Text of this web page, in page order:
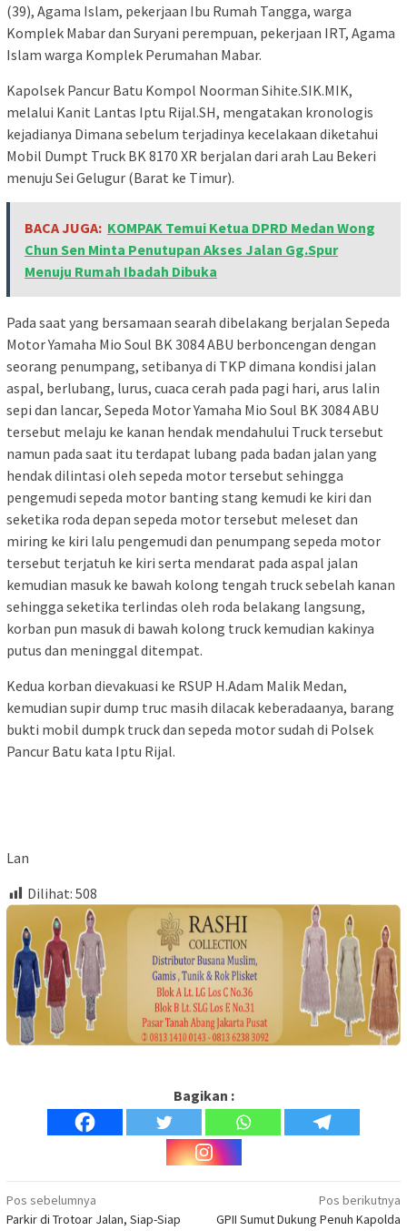
(39), Agama Islam, pekerjaan Ibu Rumah Tangga, warga
Komplek Mabar dan Suryani perempuan, pekerjaan IRT, Agama
Islam warga Komplek Perumahan Mabar.
Kapolsek Pancur Batu Kompol Noorman Sihite.SIK.MIK,
melalui Kanit Lantas Iptu Rijal.SH, mengatakan kronologis
kejadianya Dimana sebelum terjadinya kecelakaan diketahui
Mobil Dumpt Truck BK 8170 XR berjalan dari arah Lau Bekeri
menuju Sei Gelugur (Barat ke Timur).
BACA JUGA: KOMPAK Temui Ketua DPRD Medan Wong
Chun Sen Minta Penutupan Akses Jalan Gg.Spur
Menuju Rumah Ibadah Dibuka
Pada saat yang bersamaan searah dibelakang berjalan Sepeda
Motor Yamaha Mio Soul BK 3084 ABU berboncengan dengan
seorang penumpang, setibanya di TKP dimana kondisi jalan
aspal, berlubang, lurus, cuaca cerah pada pagi hari, arus lalin
sepi dan lancar, Sepeda Motor Yamaha Mio Soul BK 3084 ABU
tersebut melaju ke kanan hendak mendahului Truck tersebut
namun pada saat itu terdapat lubang pada badan jalan yang
hendak dilintasi oleh sepeda motor tersebut sehingga
pengemudi sepeda motor banting stang kemudi ke kiri dan
seketika roda depan sepeda motor tersebut meleset dan
miring ke kiri lalu pengemudi dan penumpang sepeda motor
tersebut terjatuh ke kiri serta mendarat pada aspal jalan
kemudian masuk ke bawah kolong tengah truck sebelah kanan
sehingga seketika terlindas oleh roda belakang langsung,
korban pun masuk di bawah kolong truck kemudian kakinya
putus dan meninggal ditempat.
Kedua korban dievakuasi ke RSUP H.Adam Malik Medan,
kemudian supir dump truc masih dilacak keberadaanya, barang
bukti mobil dumpk truck dan sepeda motor sudah di Polsek
Pancur Batu kata Iptu Rijal.
Lan
Dilihat: 508
Bagikan :
Navigasi
Pos sebelumnya
Parkir di Trotoar Jalan, Siap-Siap
Pos berikutnya
GPII Sumut Dukung Penuh Kapolda